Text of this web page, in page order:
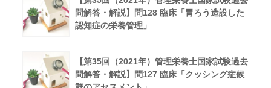
問解答・解説】問128 臨床「胃ろう造設した
認知症の栄養管理」
【第35回（2021年）管理栄養士国家試験過去
問解答・解説】問127 臨床「クッシング症候